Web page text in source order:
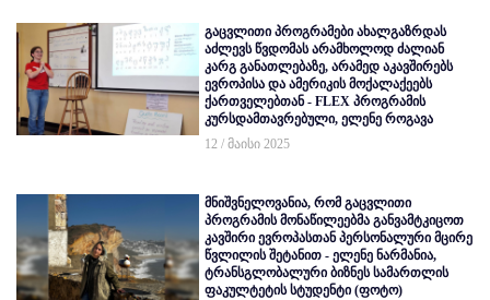
გაცვლითი პროგრამები ახალგაზრდას
აძლევს წვდომას არამხოლოდ ძალიან
კარგ განათლებაზე, არამედ აკავშირებს
ევროპისა და ამერიკის მოქალაქეებს
ქართველებთან - FLEX პროგრამის
კურსდამთავრებული, ელენე როგავა
12 / მაისი 2025
მნიშვნელოვანია, რომ გაცვლითი
პროგრამის მონაწილეებმა განვამტკიცოთ
კავშირი ევროპასთან პერსონალური მცირე
წვლილის შეტანით - ელენე ნარმანია,
ტრანსგლობალური ბიზნეს სამართლის
ფაკულტეტის სტუდენტი (ფოტო)